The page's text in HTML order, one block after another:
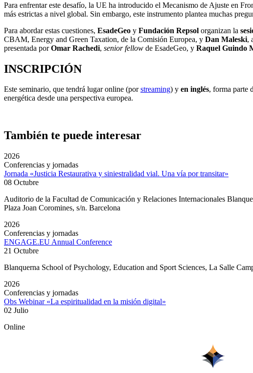
Para enfrentar este desafío, la UE ha introducido el Mecanismo de Ajuste en
más estrictas a nivel global. Sin embargo, este instrumento plantea muchas
Para abordar estas cuestiones, EsadeGeo y Fundación Repsol organizan la
CBAM, Energy and Green Taxation, de la Comisión Europea, y Dan Maleski,
presentada porOmar Rachedi, senior fellow de EsadeGeo, y Raquel Guindo
INSCRIPCIÓN
Este seminario, que tendrá lugar online (porstreaming) y en inglés, forma parte
energética desde una perspectiva europea.
También te puede interesar
2026
Conferencias y jornadas
Jornada «Justicia Restaurativa y siniestralidad vial. Una vía por transitar»
08 Octubre
Auditorio de la Facultad de Comunicación y Relaciones Internacionales
Plaza Joan Coromines, s/n. Barcelona
2026
Conferencias y jornadas
ENGAGE.EU Annual Conference
21 Octubre
Blanquerna School of Psychology, Education and Sport Sciences, La Salle
2026
Conferencias y jornadas
Obs Webinar «La espiritualidad en la misión digital»
02 Julio
Online